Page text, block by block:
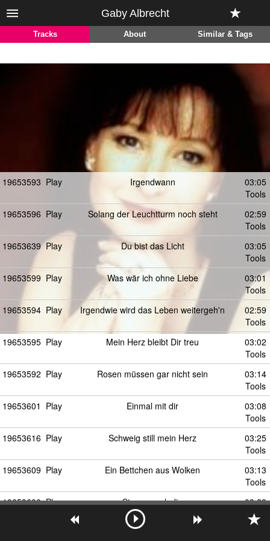
Gaby Albrecht
Tracks About Similar & Tags
19653593 Play Irgendwann
03:05
Tools
19653596 Play Solang der Leuchtturm noch steht
02:59
Tools
19653639 Play Du bist das Licht
03:05
Tools
19653599 Play Was wär ich ohne Liebe
03:01
Tools
19653594 Play Irgendwie wird das Leben weitergeh'n
02:59
Tools
19653595 Play Mein Herz bleibt Dir treu
03:02
Tools
19653592 Play Rosen müssen gar nicht sein
03:14
Tools
19653601 Play Einmal mit dir
03:08
Tools
19653616 Play Schweig still mein Herz
03:25
Tools
19653609 Play Ein Bettchen aus Wolken
03:13
Tools
19653600 Play Sternenmelodie
03:22
Tools